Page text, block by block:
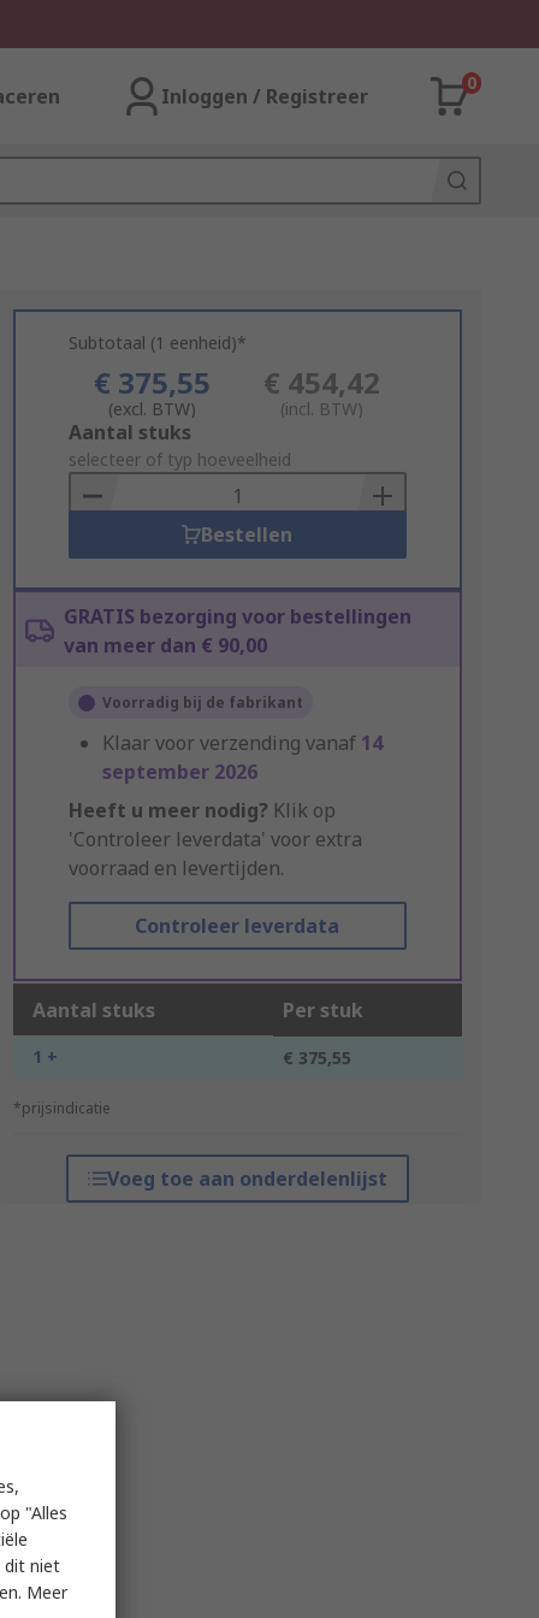
Inloggen / Registreer
0
Subtotaal (1 eenheid)*
€ 375,55
(excl. BTW)
€ 454,42
(incl. BTW)
Add
to
Basket
Aantal stuks
selecteer of typ hoeveelheid
Bestellen
GRATIS bezorging voor bestellingen
van meer dan € 90,00
Voorradig bij de fabrikant
Klaar voor verzending vanaf 14
september 2026
Heeft u meer nodig? Klik op
'Controleer leverdata' voor extra
voorraad en levertijden.
Controleer leverdata
Aantal stuks Per stuk
1 + € 375,55
*prijsindicatie
Voeg toe aan onderdelenlijst
"Alles
dit niet
Meer